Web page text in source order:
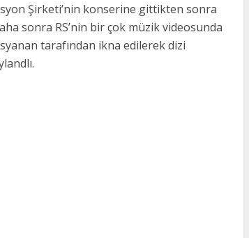
Şirketi’nin konserine gittikten sonra
sonra RS’nin bir çok müzik videosunda
tarafından ikna edilerek dizi